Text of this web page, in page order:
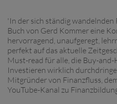
'In der sich ständig
Buch von Gerd Kommer eine
hervorragend, unaufgeregt,
perfekt auf das aktuelle
Must-read für alle, die Buy-and-
Investieren wirklich
Mitgründer von Finanzfluss,
YouTube-Kanal zu